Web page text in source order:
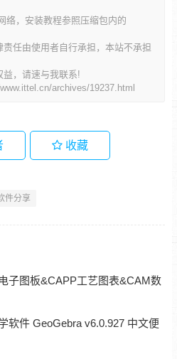
络，安装教程参照压缩包内的
任由使用者自行承担，本站不承担
益，请速与我联系!
archives/19237.html
收藏
件分享
子图板&CAPP工艺图表&CAM数
软件 GeoGebra v6.0.927 中文便